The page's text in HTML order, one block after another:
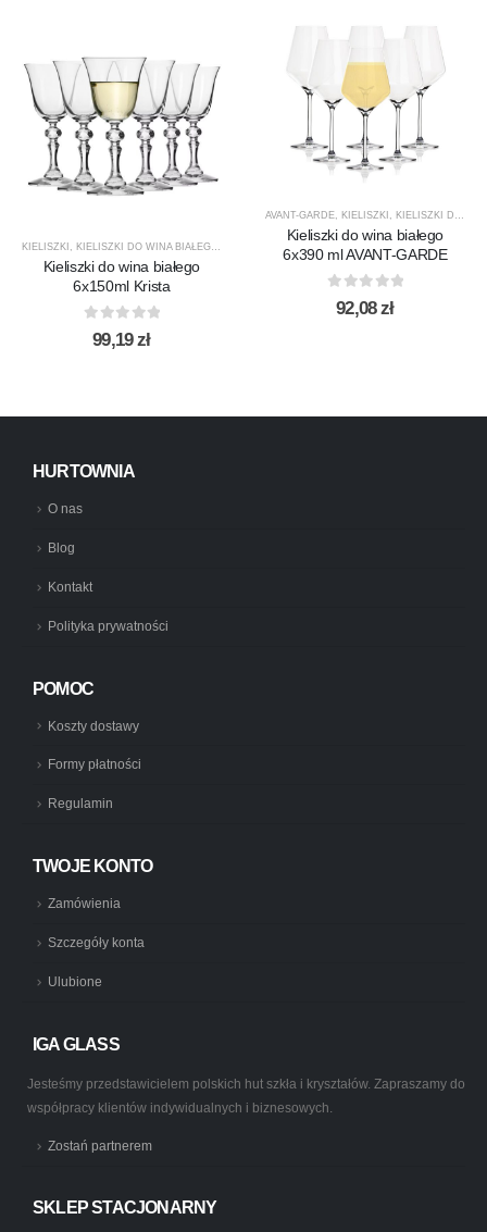
KIELISZKI KIELISZKI DO WINA BIAŁEGO ,PRODUKTY
Kieliszki do wina białego
6x150ml Krista
out of 5
99,19zł
AVANT-GARDE KIELISZKI KIELISZKI DO WINA BIAŁEGO
Kieliszki do wina białego
6x390 ml AVANT-GARDE
out of 5
92,08zł
HURTOWNIA
O nas
Blog
Kontakt
Polityka prywatności
POMOC
Koszty dostawy
Formy płatności
Regulamin
TWOJE KONTO
Zamówienia
Szczegóły konta
Ulubione
IGA GLASS
Jesteśmy przedstawicielem polskich hut szkła i kryształów. Zapraszamy do
współpracy klientów indywidualnych i biznesowych.
Zostań partnerem
SKLEP STACJONARNY